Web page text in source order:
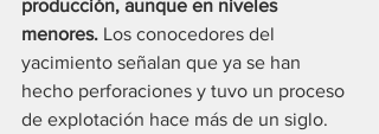
producción, aunque en niveles
menores. Los conocedores del
yacimiento señalan que ya se han
hecho perforaciones y tuvo un proceso
de explotación hace más de un siglo.